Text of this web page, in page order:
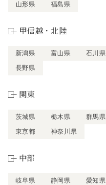
山形県
福島県
甲信越・北陸
新潟県 富山県 石川県
長野県
関東
茨城県 栃木県 群馬県
東京都
神奈川県
中部
岐阜県 静岡県 愛知県